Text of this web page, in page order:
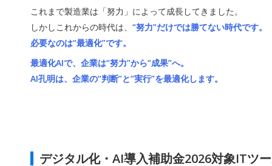
これまで製造業は「努力」によって成長してきました。
しかしこれからの時代は、 “努力”だけでは勝てない時代です。
必要なのは“最適化”です。
最適化AIで、企業は“努力”から“成果”へ。
AI孔明は、企業の“判断”と“実行”を最適化します。
デジタル化・AI導入補助金2026対象ITツ